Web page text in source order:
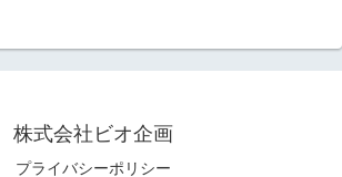
株式会社ビオ企画
プライバシーポリシー